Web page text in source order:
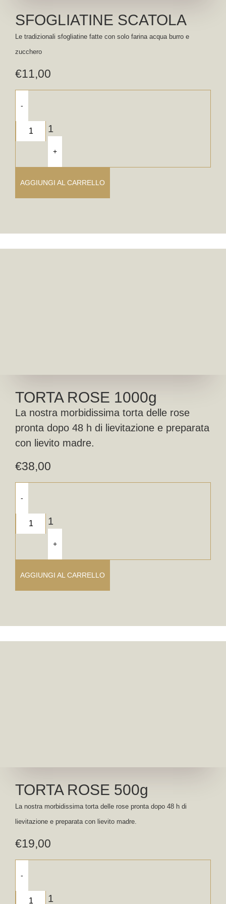
SFOGLIATINE SCATOLA
Le tradizionali sfogliatine fatte con solo farina acqua burro e
zucchero
€11,00
-
1
+
AGGIUNGI AL CARRELLO
TORTA ROSE 1000g
La nostra morbidissima torta delle rose
pronta dopo 48 h di lievitazione e preparata
con lievito madre.
€38,00
-
1
+
AGGIUNGI AL CARRELLO
TORTA ROSE 500g
La nostra morbidissima torta delle rose pronta dopo 48 h di
lievitazione e preparata con lievito madre.
€19,00
-
1